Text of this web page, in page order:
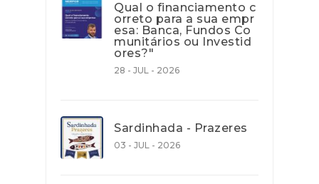
Qual o financiamento c
orreto para a sua empr
esa: Banca, Fundos Co
munitários ou Investid
ores?"
28 - JUL - 2026
Sardinhada - Prazeres
03 - JUL - 2026